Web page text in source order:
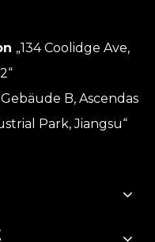
„134 Coolidge Ave,
B, Ascendas
Park, Jiangsu“